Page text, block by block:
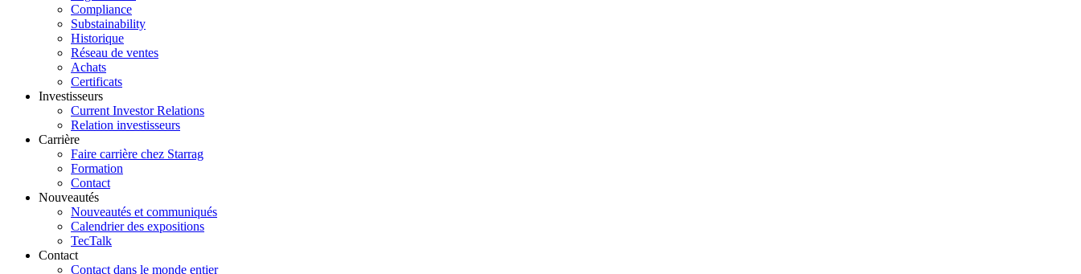
Compliance
Substainability
Historique
Réseau de ventes
Achats
Certificats
Investisseurs
Current Investor Relations
Relation investisseurs
Carrière
Faire carrière chez Starrag
Formation
Contact
Nouveautés
Nouveautés et communiqués
Calendrier des expositions
TecTalk
Contact
Contact dans le monde entier